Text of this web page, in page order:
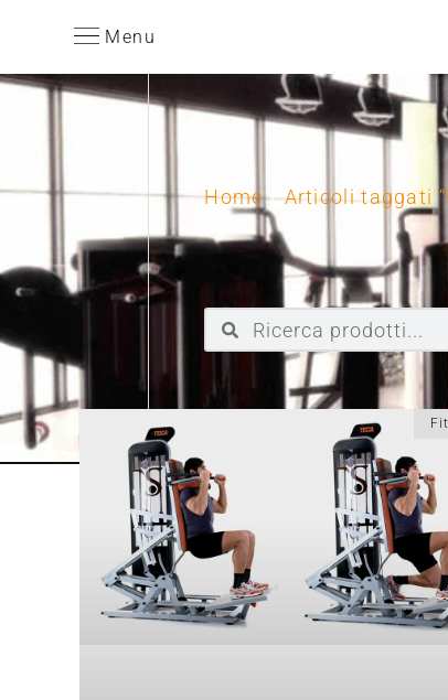
Menu
Home/Articoli taggati